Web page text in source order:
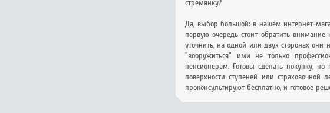
стремянку?
Да, выбор большой: в нашем интернет-
первую очередь стоит обратить
уточнить, на одной или двух сторонах они
"вооружиться" ими не только
пенсионерам. Готовы сделать покупку,
поверхности ступеней или
проконсультируют бесплатно, и готовое